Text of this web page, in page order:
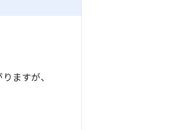
ますが、